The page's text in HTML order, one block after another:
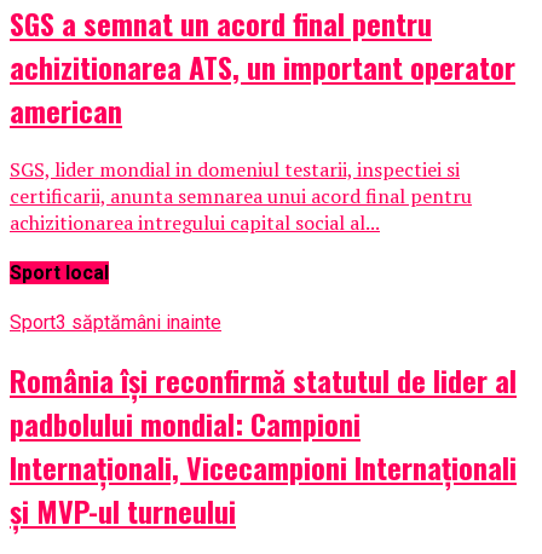
SGS a semnat un acord final pentru
achizitionarea ATS, un important operator
american
SGS, lider mondial in domeniul testarii, inspectiei si
certificarii, anunta semnarea unui acord final pentru
achizitionarea intregului capital social al...
Sport local
Sport3 săptămâni inainte
România își reconfirmă statutul de lider al
padbolului mondial: Campioni
Internaționali, Vicecampioni Internaționali
și MVP-ul turneului